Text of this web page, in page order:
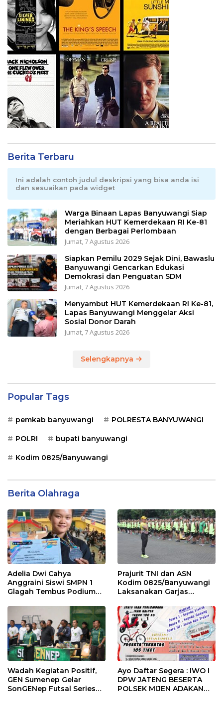
Berita Terbaru
Ini adalah contoh judul deskripsi yang bisa anda isi
dan sesuaikan pada widget
Warga Binaan Lapas Banyuwangi Siap
Meriahkan HUT Kemerdekaan RI Ke-81
dengan Berbagai Perlombaan
Jumat, 7 Agustus 2026
Siapkan Pemilu 2029 Sejak Dini, Bawaslu
Banyuwangi Gencarkan Edukasi
Demokrasi dan Penguatan SDM
Jumat, 7 Agustus 2026
Menyambut HUT Kemerdekaan RI Ke-81,
Lapas Banyuwangi Menggelar Aksi
Sosial Donor Darah
Jumat, 7 Agustus 2026
Selengkapnya
Popular Tags
pemkab banyuwangi POLRESTA BANYUWANGI
POLRI bupati banyuwangi
Kodim 0825/Banyuwangi
Berita Olahraga
Adelia Dwi Cahya
Anggraini Siswi SMPN 1
Glagah Tembus Podium
Championship 1
Prajurit TNI dan ASN
Kodim 0825/Banyuwangi
Laksanakan Garjas
Wadah Kegiatan Positif,
GEN Sumenep Gelar
SonGENep Futsal Series
Ayo Daftar Segera : IWO I
DPW JATENG BESERTA
POLSEK MIJEN ADAKAN